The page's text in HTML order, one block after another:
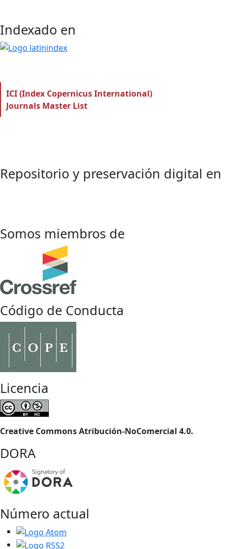
Indexado en
ICI (Index Copernicus International)
Journals Master List
Repositorio y preservación digital en
Somos miembros de
Código de Conducta
Licencia
Creative Commons Atribución-NoComercial 4.0.
DORA
Número actual